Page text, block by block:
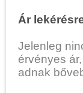
Ár
Jelenleg
érvényes
adnak